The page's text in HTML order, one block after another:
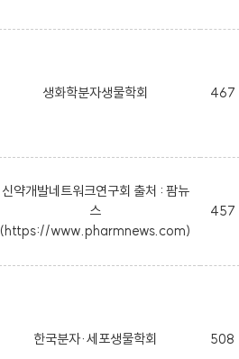
생화학분자생물학회 467
신약개발네트워크연구회 출처 : 팜뉴
스
(https://www.pharmnews.com)
457
한국분자·세포생물학회 508